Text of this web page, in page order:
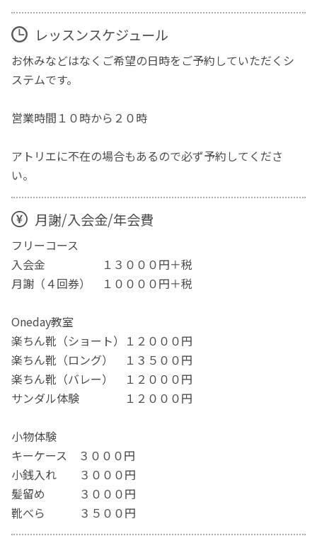
レッスンスケジュール
お休みなどはなくご希望の日時をご予約していただくシ
ステムです。
営業時間１０時から２０時
アトリエに不在の場合もあるので必ず予約してくださ
い。
月謝/入会金/年会費
フリーコース
入会金 １３０００円＋税
月謝（４回券） １００００円＋税
Oneday教室
楽ちん靴（ショート）１２０００円
楽ちん靴（ロング） １３５００円
楽ちん靴（バレー） １２０００円
サンダル体験 １２０００円
小物体験
キーケース ３０００円
小銭入れ ３０００円
髪留め ３０００円
靴べら ３５００円